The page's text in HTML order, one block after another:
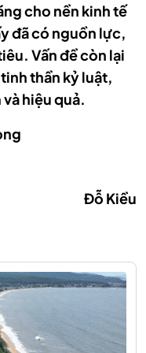
cho nền kinh tế
đã có nguồn lực,
Vấn đề còn lại
thần kỷ luật,
hiệu quả.
Đỗ Kiều